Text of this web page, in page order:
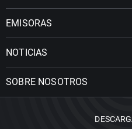
EMISORAS
NOTICIAS
SOBRE NOSOTROS